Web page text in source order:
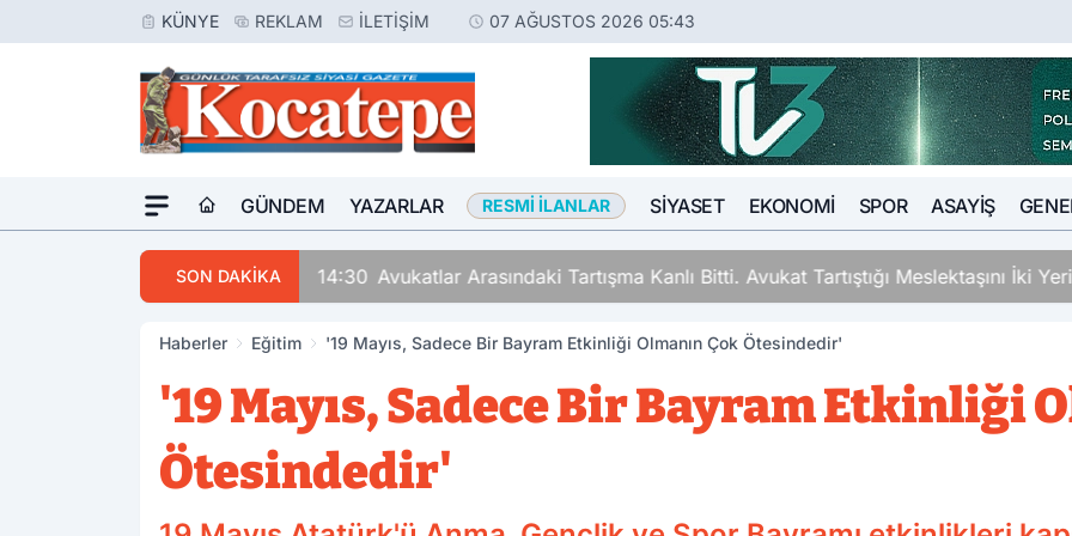
KÜNYE REKLAM İLETIŞIM 07 AĞUSTOS 2026 05:43
GÜNDEM YAZARLAR RESMI İLANLAR SIYASET EKONOMI SPOR ASAYIŞ
SON DAKİKA 14:30 Avukatlar Arasındaki Tartışma Kanlı Bitti. Avukat Tartıştığı Meslektaşını İki
Haberler Eğitim '19 Mayıs, Sadece Bir Bayram Etkinliği Olmanın Çok Ötesindedir'
'19 Mayıs, Sadece Bir Bayram Etkinliği
Ötesindedir'